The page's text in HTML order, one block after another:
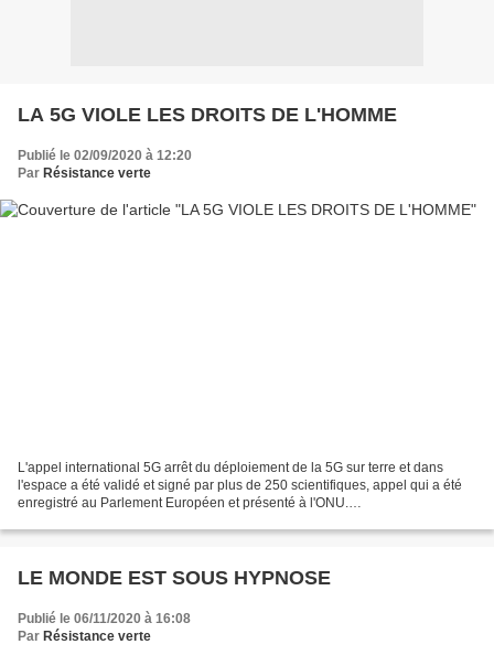
LA 5G VIOLE LES DROITS DE L'HOMME
Publié le 02/09/2020 à 12:20
Par Résistance verte
L'appel international 5G arrêt du déploiement de la 5G sur terre et dans
l'espace a été validé et signé par plus de 250 scientifiques, appel qui a été
enregistré au Parlement Européen et présenté à l'ONU.
LE MONDE EST SOUS HYPNOSE
Publié le 06/11/2020 à 16:08
Par Résistance verte